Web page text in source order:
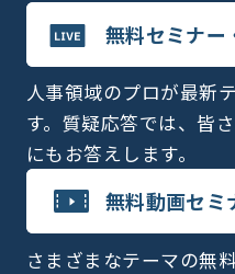
無料セミナー
人事領域のプロが最新
す。質疑応答では、皆
にもお答えします。
無料動画セミ
さまざまなテーマの無